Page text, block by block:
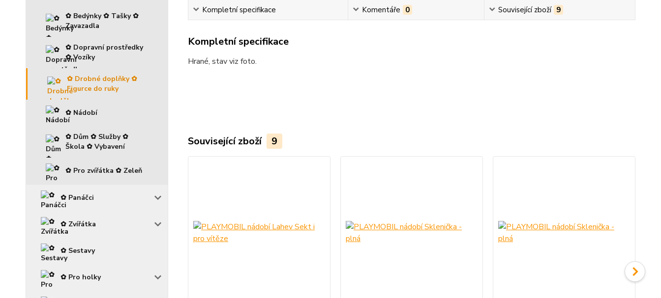
✿ Bedýnky ✿ Tašky ✿
Zavazadla
✿ Dopravní prostředky
✿ Vozíky
✿ Drobné doplňky ✿
Figurce do ruky
✿ Nádobí
✿ Dům ✿ Služby ✿
Škola ✿ Vybavení
✿ Pro zvířátka ✿ Zeleň
✿ Panáčci
✿ Zvířátka
✿ Sestavy
✿ Pro holky
Kompletní specifikace Komentáře 0 Související zboží 9
Kompletní specifikace
Hrané, stav viz foto.
Související zboží 9